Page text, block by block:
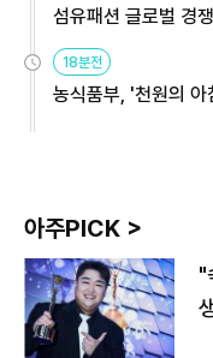
섬유패션 글로벌 경
18분전
농식품부, '천원의
아주PICK >
"